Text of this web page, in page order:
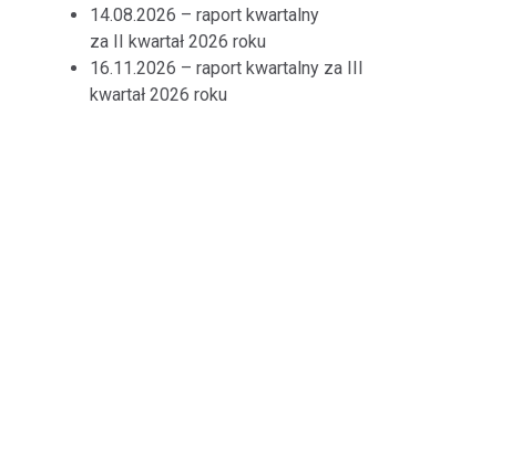
14.08.2026 – raport kwartalny
za II kwartał 2026 roku
16.11.2026 – raport kwartalny za III
kwartał 2026 roku